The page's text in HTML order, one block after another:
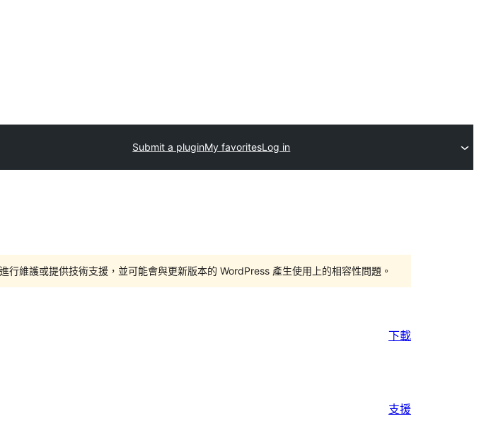
Submit a pluginMy favoritesLog in
行維護或提供技術支援，並可能會與更新版本的 WordPress 產生使用上的相容性問題。
下載
支援